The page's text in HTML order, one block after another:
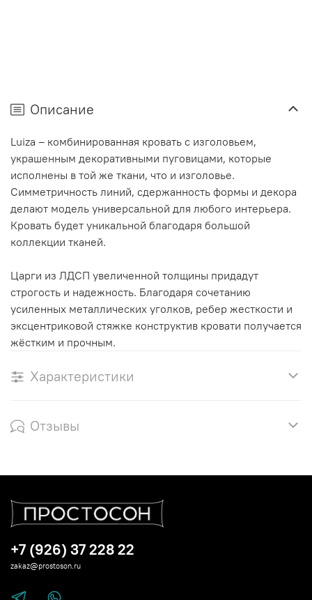
Описание
Luiza – комбинированная кровать с изголовьем,
украшенным декоративными пуговицами, которые
исполнены в той же ткани, что и изголовье.
Симметричность линий, сдержанность формы и декора
делают модель универсальной для любого интерьера.
Кровать будет уникальной благодаря большой
коллекции тканей.
Царги из ЛДСП увеличенной толщины придадут
строгость и надежность. Благодаря сочетанию
усиленных металлических уголков, ребер жесткости и
эксцентриковой стяжке конструктив кровати получается
жёстким и прочным.
Характеристики
Отзывы
+7 (926) 37 228 22
zakaz@prostoson.ru